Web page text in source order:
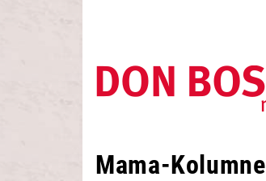
Mama-Kolumne